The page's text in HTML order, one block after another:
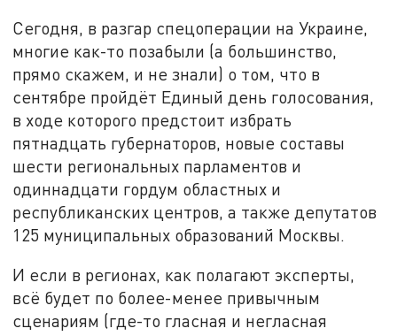
Сегодня, в разгар спецоперации на Украине,
многие как-то позабыли (а большинство,
прямо скажем, и не знали) о том, что в
сентябре пройдёт Единый день голосования,
в ходе которого предстоит избрать
пятнадцать губернаторов, новые составы
шести региональных парламентов и
одиннадцати гордум областных и
республиканских центров, а также депутатов
125 муниципальных образований Москвы.
И если в регионах, как полагают эксперты,
всё будет по более-менее привычным
сценариям (где-то гласная и негласная